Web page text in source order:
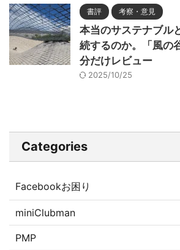
書評 考察・意見
本当のサステナブル
続するのか。「風の
分だけレビュー
2025/10/25
Categories
Facebookお困り
miniClubman
PMP